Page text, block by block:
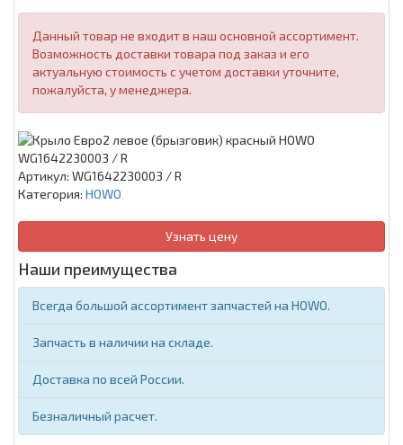
Данный товар не входит в наш основной ассортимент.
Возможность доставки товара под заказ и его
актуальную стоимость с учетом доставки уточните,
пожалуйста, у менеджера.
Артикул: WG1642230003 / R
Категория: HOWO
Узнать цену
Наши преимущества
Всегда большой ассортимент запчастей на HOWO.
Запчасть в наличии на складе.
Доставка по всей России.
Безналичный расчет.